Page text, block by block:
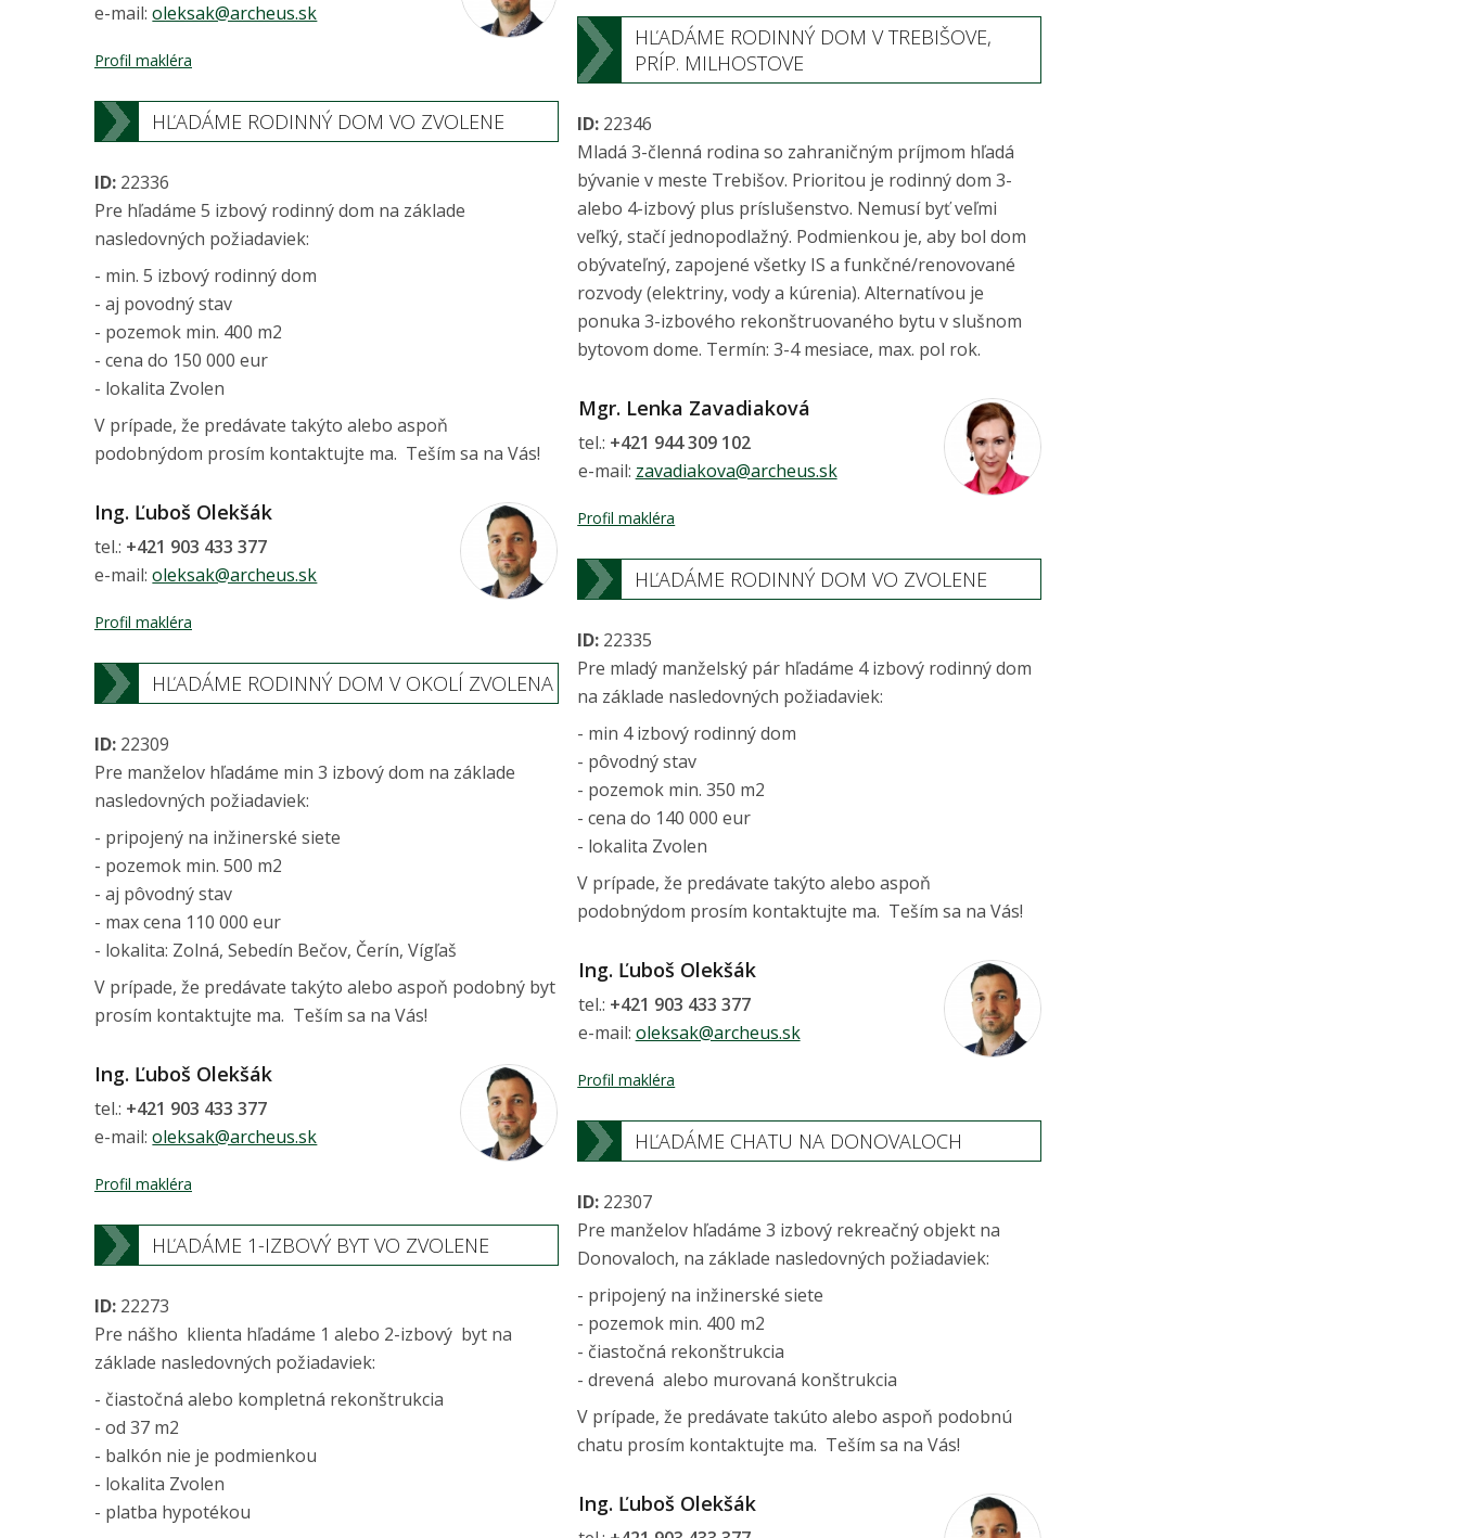
e-mail:oleksak@archeus.sk
Profil makléra
HĽADÁME RODINNÝ DOM VO ZVOLENE
ID: 22336
Pre hľadáme 5 izbový rodinný dom na základe
nasledovných požiadaviek:
- min. 5 izbový rodinný dom
- aj povodný stav
- pozemok min. 400 m2
- cena do 150 000 eur
- lokalita Zvolen
V prípade, že predávate takýto alebo aspoň
podobnýdom prosím kontaktujte ma. Teším sa na Vás!
Ing. Ľuboš Olekšák
tel.: +421 903 433 377
e-mail:oleksak@archeus.sk
Profil makléra
HĽADÁME RODINNÝ DOM V OKOLÍ ZVOLENA
ID: 22309
Pre manželov hľadáme min 3 izbový dom na základe
nasledovných požiadaviek:
- pripojený na inžinerské siete
- pozemok min. 500 m2
- aj pôvodný stav
- max cena 110 000 eur
- lokalita: Zolná, Sebedín Bečov, Čerín, Vígľaš
V prípade, že predávate takýto alebo aspoň podobný byt
prosím kontaktujte ma. Teším sa na Vás!
Ing. Ľuboš Olekšák
tel.: +421 903 433 377
e-mail:oleksak@archeus.sk
Profil makléra
HĽADÁME 1-IZBOVÝ BYT VO ZVOLENE
ID: 22273
Pre nášho klienta hľadáme 1 alebo 2-izbový byt na
základe nasledovných požiadaviek:
- čiastočná alebo kompletná rekonštrukcia
- od 37 m2
- balkón nie je podmienkou
- lokalita Zvolen
- platba hypotékou
HĽADÁME RODINNÝ DOM V TREBIŠOVE,
PRÍP. MILHOSTOVE
ID: 22346
Mladá 3-členná rodina so zahraničným príjmom hľadá
bývanie v meste Trebišov. Prioritou je rodinný dom 3-
alebo 4-izbový plus príslušenstvo. Nemusí byť veľmi
veľký, stačí jednopodlažný. Podmienkou je, aby bol dom
obývateľný, zapojené všetky IS a funkčné/renovované
rozvody (elektriny, vody a kúrenia). Alternatívou je
ponuka 3-izbového rekonštruovaného bytu v slušnom
bytovom dome. Termín: 3-4 mesiace, max. pol rok.
Mgr. Lenka Zavadiaková
tel.: +421 944 309 102
e-mail: zavadiakova@archeus.sk
Profil makléra
HĽADÁME RODINNÝ DOM VO ZVOLENE
ID: 22335
Pre mladý manželský pár hľadáme 4 izbový rodinný dom
na základe nasledovných požiadaviek:
- min 4 izbový rodinný dom
- pôvodný stav
- pozemok min. 350 m2
- cena do 140 000 eur
- lokalita Zvolen
V prípade, že predávate takýto alebo aspoň
podobnýdom prosím kontaktujte ma. Teším sa na Vás!
Ing. Ľuboš Olekšák
tel.: +421 903 433 377
e-mail: oleksak@archeus.sk
Profil makléra
HĽADÁME CHATU NA DONOVALOCH
ID: 22307
Pre manželov hľadáme 3 izbový rekreačný objekt na
Donovaloch, na základe nasledovných požiadaviek:
- pripojený na inžinerské siete
- pozemok min. 400 m2
- čiastočná rekonštrukcia
- drevená alebo murovaná konštrukcia
V prípade, že predávate takúto alebo aspoň podobnú
chatu prosím kontaktujte ma. Teším sa na Vás!
Ing. Ľuboš Olekšák